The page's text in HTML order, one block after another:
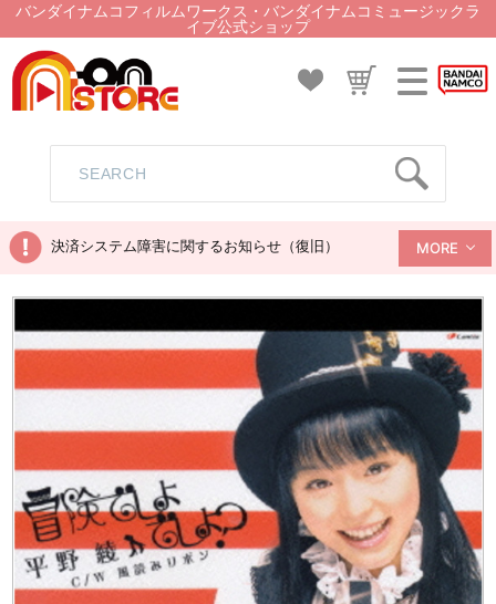
バンダイナムコフィルムワークス・バンダイナムコミュージックラ
イブ公式ショップ
決済システム障害に関するお知らせ（復旧） MORE